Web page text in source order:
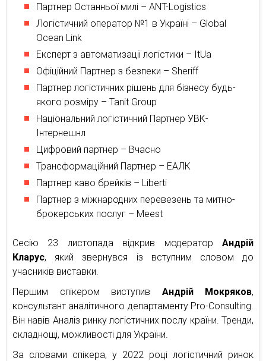
Партнер Останньої милі – ANT-Logistics
Логістичний оператор №1 в Україні – Global
Ocean Link
Експерт з автоматизації логістики – ItUa
Офіційний Партнер з безпеки – Sheriff
Партнер логістичних рішень для бізнесу будь-
якого розміру – Tanit Group
Національний логістичний Партнер УВК-
Інтернешнл
Цифровий партнер – Вчасно
Трансформаційний Партнер – ЕАЛК
Партнер каво брейків – Liberti
Партнер з міжнародних перевезень та митно-
брокерських послуг – Meest
Сесію 23 листопада відкрив модератор Андрій
Кларус, який звернувся із вступним словом до
учасників виставки.
Першим спікером виступив Андрій Мокряков,
консультант аналітичного департаменту Pro-Consulting.
Він навів Аналіз ринку логістичних послу країни. Тренди,
складнощі, можливості для України.
За словами спікера, у 2022 році логістичний ринок